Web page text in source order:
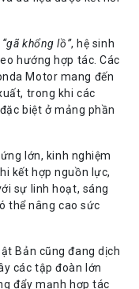
“gã khổng lồ”, hệ sinh
hướng hợp tác. Các
Motor mang đến
trong khi các
biệt ở mảng phần
lớn, kinh nghiệm
kết hợp nguồn lực,
sự linh hoạt, sáng
thể nâng cao sức
Bản cũng đang dịch
các tập đoàn lớn
đẩy mạnh hợp tác